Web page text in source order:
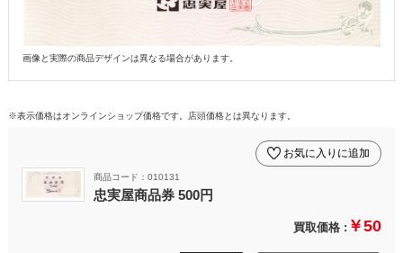
画像と実際の商品デザインは異なる場合があります。
※表示価格はオンラインショップ価格です。店頭価格とは異なります。
商品コード：010131
忠実屋商品券 500円
お気に入りに追加
買取価格 : ￥50